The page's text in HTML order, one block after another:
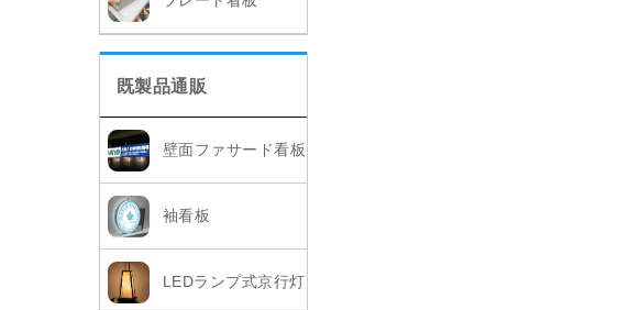
既製品通販
壁面ファサード看板
袖看板
LEDランプ式京行灯